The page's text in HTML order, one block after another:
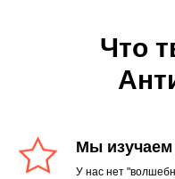
Что
Мы изучаем
У нас нет